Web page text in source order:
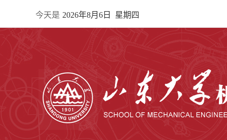
今天是 2026年8月6日 星期四